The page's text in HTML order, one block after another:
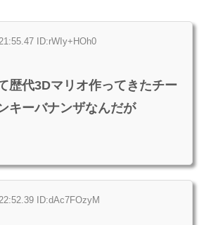
ID:rWIy+HOh0
歴代3Dマリオ作ってきたチー
キーバナンザなんだが
ID:dAc7FOzyM